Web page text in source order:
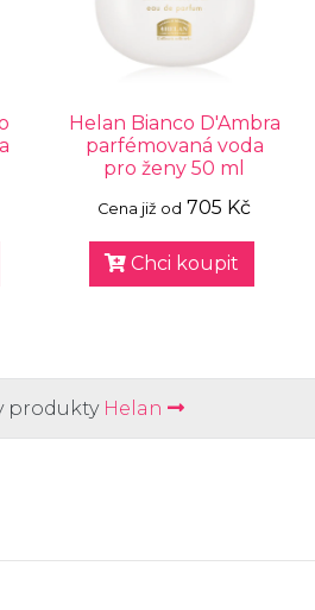
Helan Bianco D'Ambra
parfémovaná voda
pro ženy 50 ml
Cena již od 705 Kč
Chci koupit
produkty Helan